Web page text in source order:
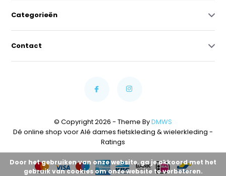
Categorieën
Contact
© Copyright 2026 - Theme ByDMWS
Dé online shop voor Alé dames fietskleding & wielerkleding -
Ratings
Door het gebruiken van onze website, ga je akkoord met het
gebruik van cookies om onze website te verbeteren.